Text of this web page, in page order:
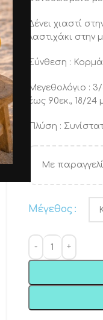
Δένει χιαστί
λαστιχάκι στην
Σύνθεση :
Μεγεθολόγιο :
έως 90εκ., 18/24
Πλύση :
Με
Μέγεθος